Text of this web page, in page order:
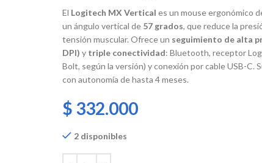
El Logitech MX Vertical es unmouseergonómico
un ángulo vertical de 57 grados, que reduce la
tensión muscular. Ofrece un seguimiento de alta
DPI) y triple conectividad: Bluetooth, receptor
Bolt, según la versión) y conexión por cable USB-C.
con autonomía de hasta 4 meses.
$ 332.000
2 disponibles